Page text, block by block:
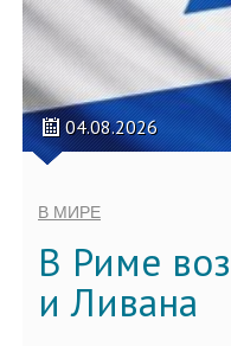
04.08.2026
В МИРЕ
В Риме
и Ливана